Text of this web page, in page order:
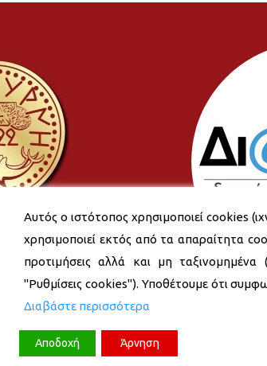
Αυτός ο ιστότοπος χρησιμοποιεί cookies
χρησιμοποιεί εκτός από τα απαραίτητα
προτιμήσεις αλλά και μη
"Ρυθμίσεις cookies"). Υποθέτουμε ότι
Διαβάστε περισσότερα
Αποδοχή Άρνηση